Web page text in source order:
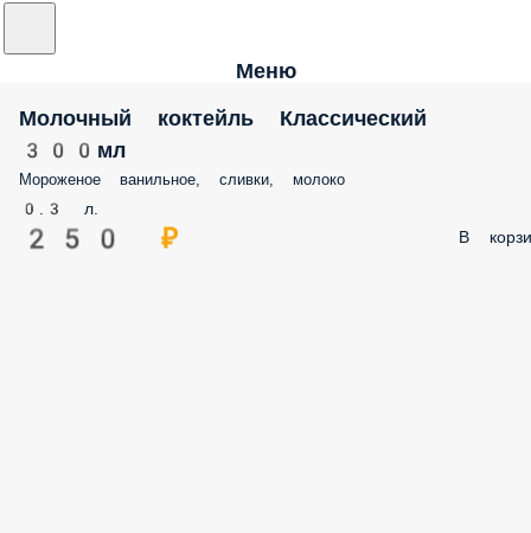
Меню
Молочный коктейль Классический
300мл
Мороженое ванильное, сливки, молоко
0.3 л.
250 ₽ В